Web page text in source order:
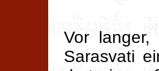
Vor
Sarasvati